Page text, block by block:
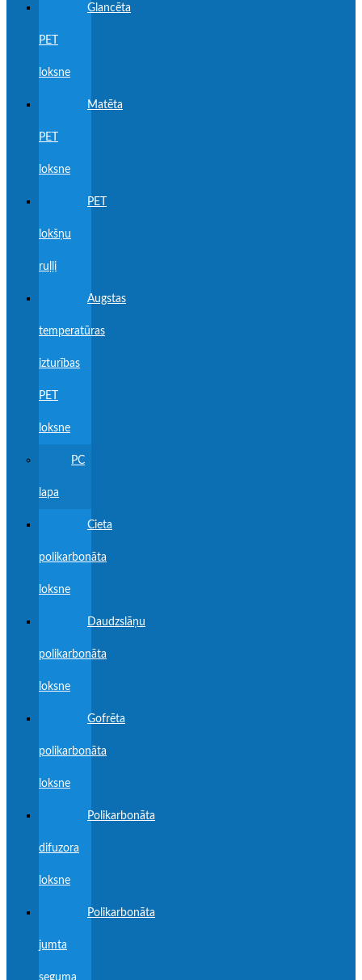
Glancēta
PET
loksne
Matēta
PET
loksne
PET
lokšņu
ruļļi
Augstas
temperatūras
izturības
PET
loksne
PC
lapa
Cieta
polikarbonāta
loksne
Daudzslāņu
polikarbonāta
loksne
Gofrēta
polikarbonāta
loksne
Polikarbonāta
difuzora
loksne
Polikarbonāta
jumta
seguma